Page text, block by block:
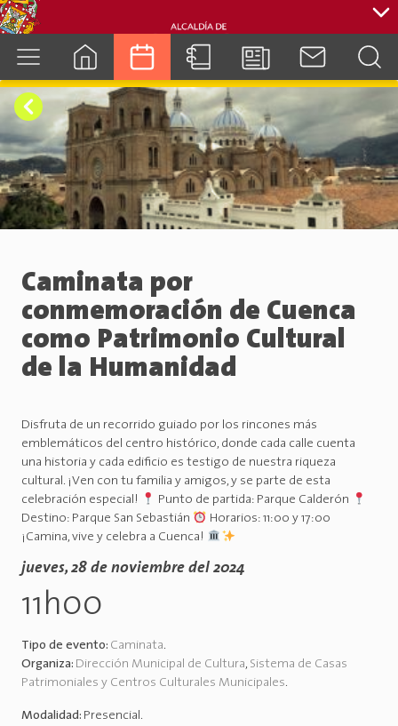
cuenca.gob.ec
Caminata por
conmemoración de Cuenca
como Patrimonio Cultural
de la Humanidad
Disfruta de un recorrido guiado por los rincones más
emblemáticos del centro histórico, donde cada calle cuenta
una historia y cada edificio es testigo de nuestra riqueza
cultural. ¡Ven con tu familia y amigos, y se parte de esta
celebración especial!
Punto de partida: Parque Calderón
Destino: Parque San Sebastián
Horarios: 11:00 y 17:00
¡Camina, vive y celebra a Cuenca!
jueves, 28 de noviembre del 2024
11h00
Tipo de evento: Caminata.
Organiza: Dirección Municipal de Cultura, Sistema de Casas
Patrimoniales y Centros Culturales Municipales.
Modalidad: Presencial.